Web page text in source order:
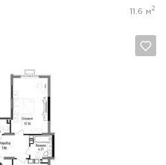
11.6 м 2